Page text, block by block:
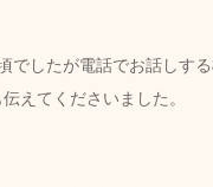
でしたが電話でお話しす
伝えてくださいました。